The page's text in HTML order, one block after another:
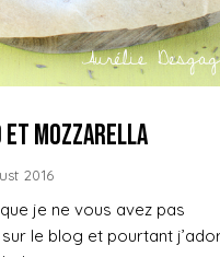
et Mozzarella
2016
je ne vous avez pas
le blog et pourtant